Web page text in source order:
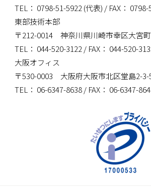
TEL： 0798-51-5922 (代表) / FAX：
東部技術本部
〒212-0014 神奈川県川崎市幸区大宮
TEL： 044-520-3122 / FAX： 044-520-
大阪オフィス
〒530-0003 大阪府大阪市北区堂島2-3-
TEL： 06-6347-8638/ FAX： 06-6347-